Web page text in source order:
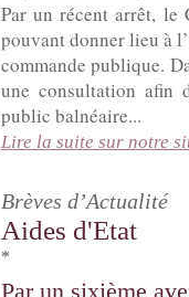
Par un récent arrêt, le
pouvant donner lieu à
commande publique.
une consultation afin
public balnéaire...
Lire la suite sur notre
Brèves d’Actualité
Aides d'Etat
*
Par un sixième